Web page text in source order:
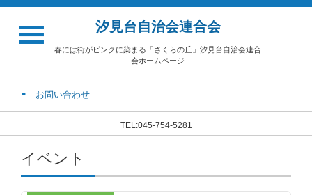
汐見台自治会連合会
春には街がピンクに染まる「さくらの丘」汐見台自治会連合
会ホームページ
お問い合わせ
TEL:045-754-5281
イベント
02:00
03:00
05:00